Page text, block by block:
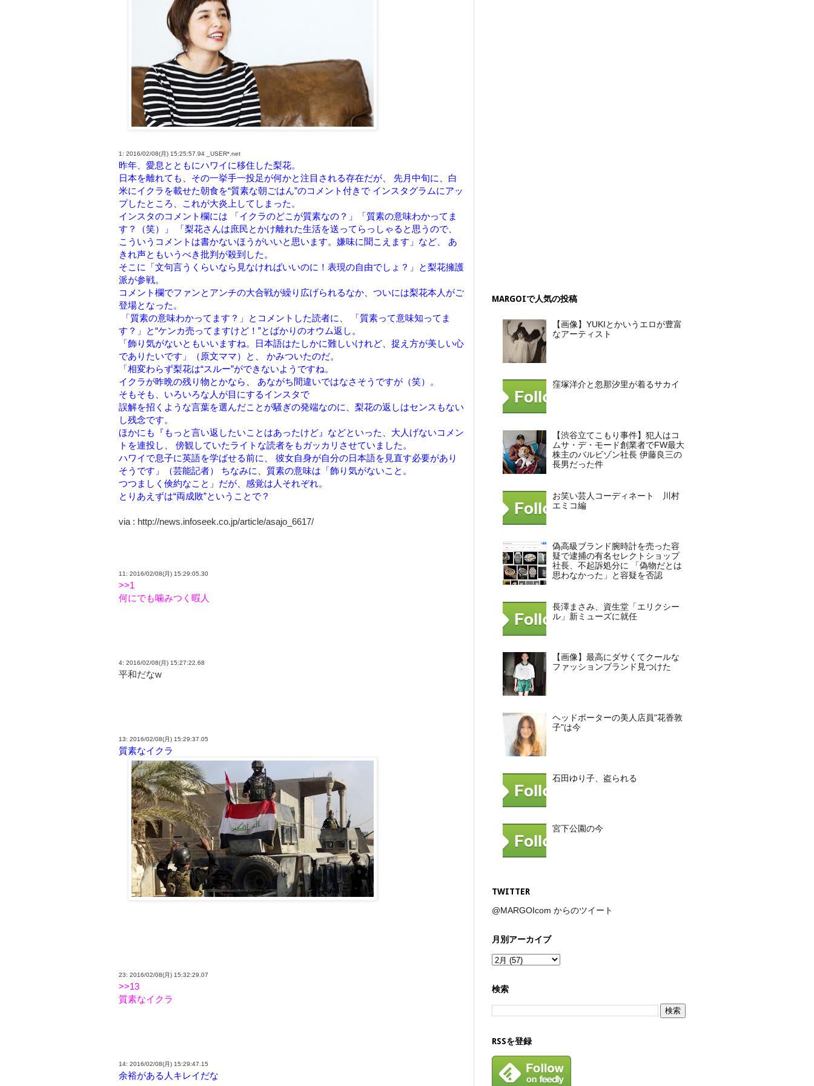
1: 2016/02/08(月) 15:25:57.94 _USER*.net
昨年、愛息とともにハワイに移住した梨花。
日本を離れても、その一挙手一投足が何かと注目される存在だが、 先月中旬に、白
米にイクラを載せた朝食を“質素な朝ごはん”のコメント付きで インスタグラムにアッ
プしたところ、これが大炎上してしまった。
インスタのコメント欄には 「イクラのどこが質素なの？」「質素の意味わかってま
す？（笑）」 「梨花さんは庶民とかけ離れた生活を送ってらっしゃると思うので、
こういうコメントは書かないほうがいいと思います。嫌味に聞こえます」など、 あ
きれ声ともいうべき批判が殺到した。
そこに「文句言うくらいなら見なければいいのに！表現の自由でしょ？」と梨花擁護
派が参戦。
コメント欄でファンとアンチの大合戦が繰り広げられるなか、ついには梨花本人がご
登場となった。
「質素の意味わかってます？」とコメントした読者に、 「質素って意味知ってま
す？」と“ケンカ売ってますけど！”とばかりのオウム返し。
「飾り気がないともいいますね。日本語はたしかに難しいけれど、捉え方が美しい心
でありたいです」（原文ママ）と、 かみついたのだ。
「相変わらず梨花は“スルー”ができないようですね。
イクラが昨晩の残り物とかなら、 あながち間違いではなさそうですが（笑）。
そもそも、いろいろな人が目にするインスタで
誤解を招くような言葉を選んだことが騒ぎの発端なのに、梨花の返しはセンスもない
し残念です。
ほかにも『もっと言い返したいことはあったけど』などといった、大人げないコメン
トを連投し、 傍観していたライトな読者をもガッカリさせていました。
ハワイで息子に英語を学ばせる前に、 彼女自身が自分の日本語を見直す必要があり
そうです」（芸能記者） ちなみに、質素の意味は「飾り気がないこと。
つつましく倹約なこと」だが、感覚は人それぞれ。
とりあえずは“両成敗”ということで？
via : http://news.infoseek.co.jp/article/asajo_6617/
11: 2016/02/08(月) 15:29:05.30
>>1
何にでも噛みつく暇人
4: 2016/02/08(月) 15:27:22.68
平和だなw
13: 2016/02/08(月) 15:29:37.05
質素なイクラ
23: 2016/02/08(月) 15:32:29.07
>>13
質素なイクラ
14: 2016/02/08(月) 15:29:47.15
余裕がある人キレイだな
MARGOIで人気の投稿
【画像】YUKIとかいうエロが豊富
なアーティスト
窪塚洋介と忽那汐里が着るサカイ
【渋谷立てこもり事件】犯人はコ
ムサ・デ・モード創業者でFW最大
株主のバルビゾン社長 伊藤良三の
長男だった件
お笑い芸人コーディネート 川村
エミコ編
偽高級ブランド腕時計を売った容
疑で逮捕の有名セレクトショップ
社長、不起訴処分に 「偽物だとは
思わなかった」と容疑を否認
長澤まさみ、資生堂「エリクシー
ル」新ミューズに就任
【画像】最高にダサくてクールな
ファッションブランド見つけた
ヘッドポーターの美人店員"花香敦
子"は今
石田ゆり子、盗られる
宮下公園の今
TWITTER
@MARGOIcom からのツイート
月別アーカイブ
検索
RSSを登録